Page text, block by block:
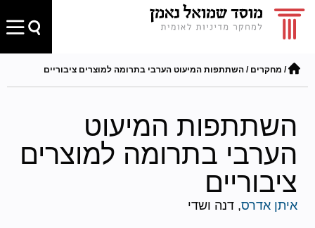
/ מחקרים / השתתפות המיעוט הערבי בתרומה למוצרים ציבוריים
השתתפות המיעוט
הערבי בתרומה למוצרים
ציבוריים
איתן אדרס, דנה ושדי